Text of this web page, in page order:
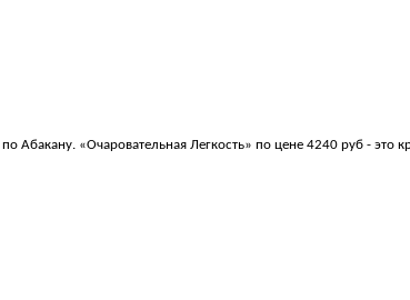
Абакану. «Очаровательная Легкость» по цене 4240 руб - это